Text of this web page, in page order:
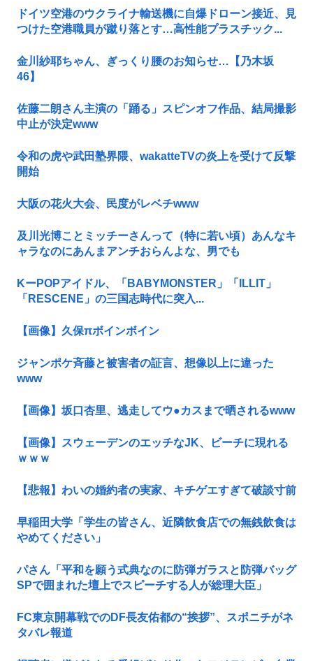
ドイツ空港のウクライナ輸送機に自爆ドローン接近、見
つけた空港職員が蹴り落とす…高性能プラスチック...
金川紗耶ちゃん、ぎっくり腰のお知らせ…【乃木坂
46】
佐藤二朗さん主演の「踊る」スピンオフ作品、結局撮影
中止が決定www
令和の虎や武田塾界隈、wakatteTVの炎上を受けて反撃
開始
大阪の花火大会、民度がレベチwww
及川光博ことミッチーさんって（特に若い頃）あんなキ
ャラなのにあんまアンチおらんよな、男でも
KーPOPアイドル、「BABYMONSTER」「ILLIT」
「RESCENE」の三国志時代に突入...
【画像】久保πボインボイン
ジャンポケ斉藤と被害者の証言、想像以上に違った
www
【画像】坂口杏里、逃走してウ●カスまで晒されるwww
【画像】スウェーデンのエッチなJK、ビーチに現れる
ｗｗｗ
【悲報】わいの婚約者の実家、キチゲエすぎて破談寸前
早稲田大学「学生の皆さん、近隣飲食店での無銭飲食は
やめてください」
パさん「平和を願う式典なのに防弾ガラスと防弾バッグ
SPで囲まれた壇上でスピーチする人が総理大臣」
FC東京開幕戦でのDF長友佑都の“挨拶”、スポニチがネ
タバレ報道